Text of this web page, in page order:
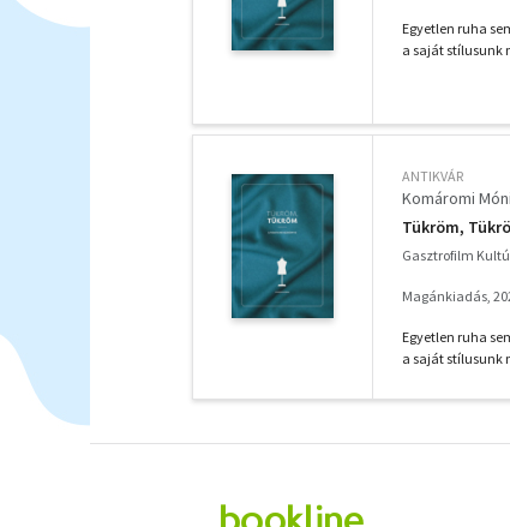
Egyetlen ruha
a saját stílusunk
ANTIKVÁR
Komáromi
Tükröm,
Gasztrofilm
Magánkiadás,
Egyetlen ruha
a saját stílusunk